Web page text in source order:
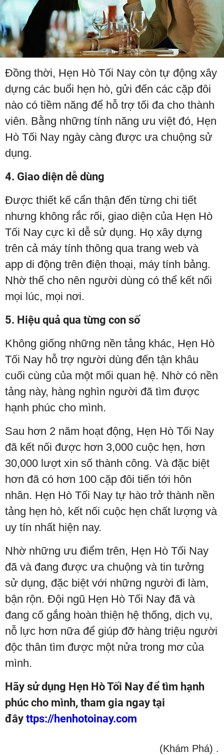
Đồng thời, Hẹn Hò Tối Nay còn tự động xây
dựng các buổi hẹn hò, gửi đến các cặp đôi
nào có tiềm năng để hỗ trợ tối đa cho thành
viên. Bằng những tính năng ưu việt đó, Hẹn
Hò Tối Nay ngày càng được ưa chuộng sử
dụng.
4. Giao diện dễ dùng
Được thiết kế cẩn thận đến từng chi tiết
nhưng không rắc rối, giao diện của Hẹn Hò
Tối Nay cực kì dễ sử dụng. Họ xây dựng
trên cả máy tính thông qua trang web và
app di động trên điện thoại, máy tính bảng.
Nhờ thế cho nên người dùng có thể kết nối
mọi lúc, mọi nơi.
5. Hiệu quả qua từng con số
Không giống những nền tảng khác, Hẹn Hò
Tối Nay hỗ trợ người dùng đến tận khâu
cuối cùng của một mối quan hệ. Nhờ có nền
tảng này, hàng nghìn người đã tìm được
hạnh phúc cho mình.
Sau hơn 2 năm hoạt động, Hẹn Hò Tối Nay
đã kết nối được hơn 3,000 cuộc hẹn, hơn
30,000 lượt xin số thành công. Và đặc biệt
hơn đã có hơn 100 cặp đôi tiến tới hôn
nhân. Hẹn Hò Tối Nay tự hào trở thành nền
tảng hẹn hò, kết nối cuộc hẹn chất lượng và
uy tín nhất hiện nay.
Nhờ những ưu điểm trên, Hẹn Hò Tối Nay
đã và đang được ưa chuộng và tin tưởng
sử dụng, đặc biệt với những người đi làm,
bận rộn. Đội ngũ Hẹn Hò Tối Nay đã và
đang cố gắng hoàn thiện hệ thống, dịch vụ,
nỗ lực hơn nữa để giúp đỡ hàng triệu người
độc thân tìm được một nửa trong mơ của
mình.
Hãy sử dụng Hẹn Hò Tối Nay để tìm hạnh
phúc cho mình, tham gia ngay tại
đây ttps://henhotoinay.com
(Khám Phá) .